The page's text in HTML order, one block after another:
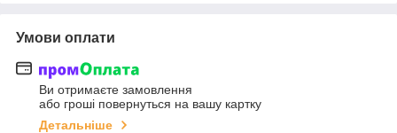
Умови оплати
Ви отримаєте замовлення
або гроші повернуться на вашу картку
Детальніше